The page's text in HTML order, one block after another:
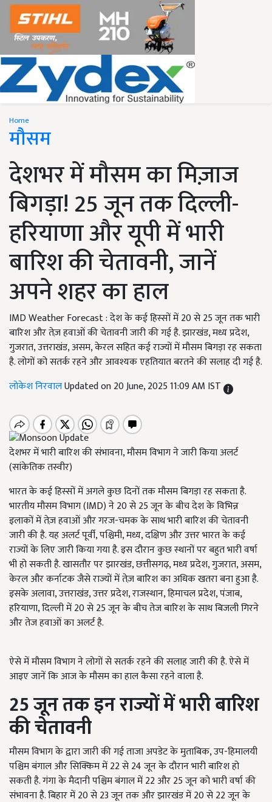
Home
मौसम
देशभर में मौसम का मिज़ाज
बिगड़ा! 25 जून तक दिल्ली-
हरियाणा और यूपी में भारी
बारिश की चेतावनी, जानें
अपने शहर का हाल
IMD Weather Forecast : देश के कई हिस्सों में 20 से 25 जून तक भारी
बारिश और तेज़ हवाओं की चेतावनी जारी की गई है. झारखंड, मध्य प्रदेश,
गुजरात, उत्तराखंड, असम, केरल सहित कई राज्यों में मौसम बिगड़ा रह सकता
है. लोगों को सतर्क रहने और आवश्यक एहतियात बरतने की सलाह दी गई है.
लोकेश निरवालUpdated on 20 June, 2025 11:09 AM IST
देशभर में भारी बारिश की संभावना, मौसम विभाग ने जारी किया अलर्ट
(सांकेतिक तस्वीर)
भारत के कई हिस्सों में अगले कुछ दिनों तक मौसम बिगड़ा रह सकता है.
भारतीय मौसम विभाग (IMD) ने 20 से 25 जून के बीच देश के विभिन्न
इलाकों में तेज़ हवाओं और गरज-चमक के साथ भारी बारिश की चेतावनी
जारी की है. यह अलर्ट पूर्वी, पश्चिमी, मध्य, दक्षिण और उत्तर भारत के कई
राज्यों के लिए जारी किया गया है. इस दौरान कुछ स्थानों पर बहुत भारी वर्षा
भी हो सकती है. खासतौर पर झारखंड, छत्तीसगढ़, मध्य प्रदेश, गुजरात, असम,
केरल और कर्नाटक जैसे राज्यों में तेज़ बारिश का अधिक खतरा बना हुआ है.
इसके अलावा, उत्तराखंड, उत्तर प्रदेश, राजस्थान, हिमाचल प्रदेश, पंजाब,
हरियाणा, दिल्ली में 20 से 25 जून के बीच तेज बारिश के साथ बिजली गिरने
और तेज हवाओं का अलर्ट है.
ऐसे में मौसम विभाग ने लोगों से सतर्क रहने की सलाह जारी की है. ऐसे में
आइए जानें कि आज के मौसम का हाल कैसा रहने वाला है.
25 जून तक इन राज्यों में भारी बारिश
की चेतावनी
मौसम विभाग के द्वारा जारी की गई ताजा अपडेट के मुताबिक, उप-हिमालयी
पश्चिम बंगाल और सिक्किम में 22 से 24 जून के दौरान भारी बारिश हो
सकती है. गंगा के मैदानी पश्चिम बंगाल में 22 और 25 जून को भारी वर्षा की
संभावना है. बिहार में 20 से 23 जून तक और झारखंड में 20 से 22 जून के